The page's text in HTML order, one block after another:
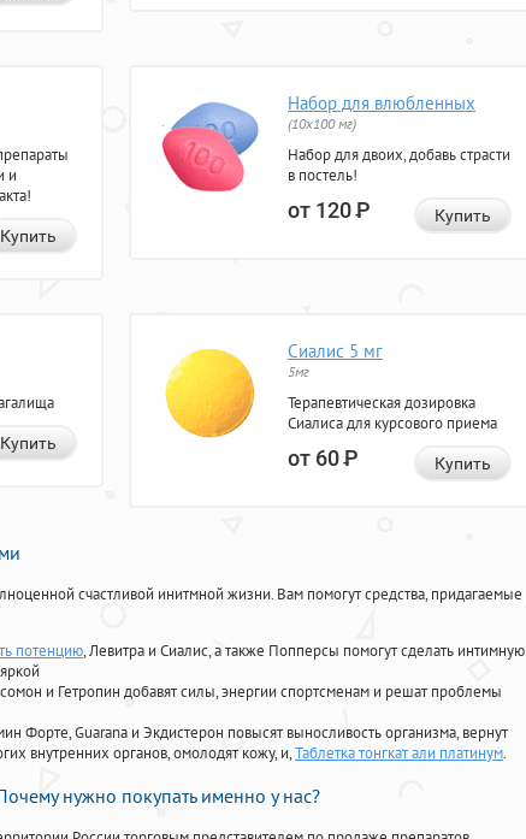
и
Купить
Набор для влюбленных
(10х100 мг)
Набор для двоих, добавь страсти
в постель!
от 120Р Купить
Купить
Сиалис 5 мг
5мг
Терапевтическая дозировка
Сиалиса для курсового приема
от 60Р Купить
счастливой инитмной жизни. Вам помогут средства, придагаемые
потенцию, Левитра и Сиалис, а также Попперсы помогут сделать интимную
и Гетропин добавят силы, энергии спортсменам и решат проблемы
Форте, Guarana и Экдистерон повысят выносливость организма, вернут
внутренних органов, омолодят кожу, и,Таблетка тонгкат али платинум.
нужно покупать именно у нас?